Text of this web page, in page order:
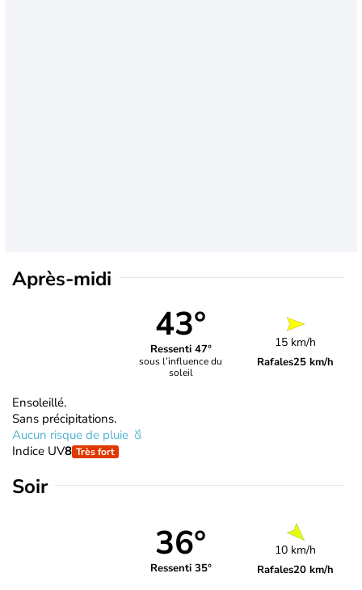
Après-midi
43°
Ressenti 47°
sous l’influence du
soleil
15 km/h
Rafales25 km/h
Ensoleillé.
Sans précipitations.
Aucun risque de pluie
Indice UV8 Très fort
Soir
36°
Ressenti 35°
10 km/h
Rafales20 km/h